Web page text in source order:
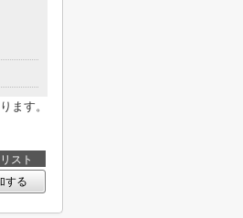
ます。
スト
する